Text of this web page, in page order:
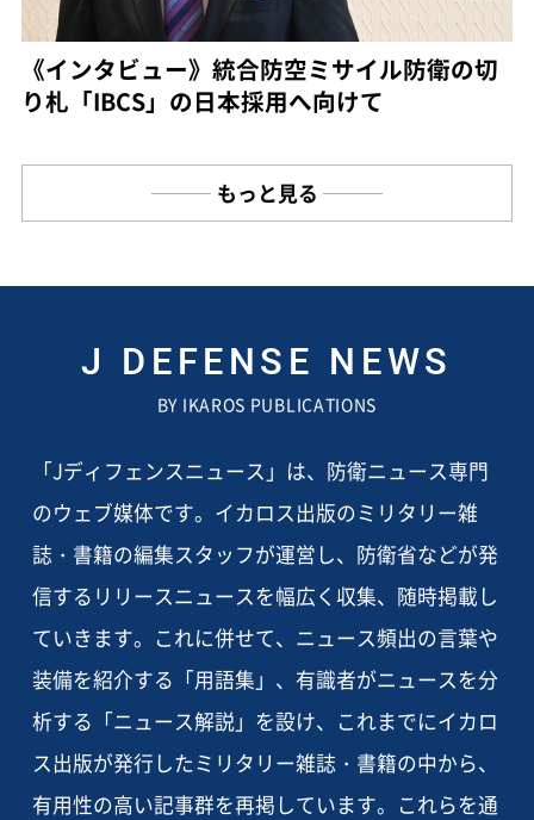
《インタビュー》統合防空ミサイル防衛の切
り札「IBCS」の日本採用へ向けて
もっと見る
J DEFENSE NEWS
BY IKAROS PUBLICATIONS
「Jディフェンスニュース」は、防衛ニュース専門
のウェブ媒体です。イカロス出版のミリタリー雑
誌・書籍の編集スタッフが運営し、防衛省などが発
信するリリースニュースを幅広く収集、随時掲載し
ていきます。これに併せて、ニュース頻出の言葉や
装備を紹介する「用語集」、有識者がニュースを分
析する「ニュース解説」を設け、これまでにイカロ
ス出版が発行したミリタリー雑誌・書籍の中から、
有用性の高い記事群を再掲しています。これらを通